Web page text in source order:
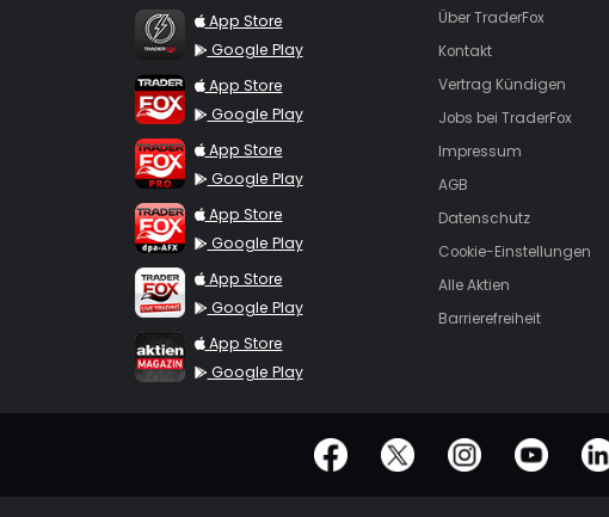
TraderFox Flash
App Store
Google Play
TraderFox App
App Store
Google Play
TraderFox Pro
App Store
Google Play
TraderFox dpa-AFX ProFeed
App Store
Google Play
TraderFox Live Trading
App Store
Google Play
TraderFox aktien Magazin
App Store
Google Play
Über TraderFox
Kontakt
Vertrag Kündigen
Jobs bei TraderFox
Impressum
AGB
Datenschutz
Cookie-Einstellungen
Alle Aktien
Barrierefreiheit
offizielle Social Media-Accounts